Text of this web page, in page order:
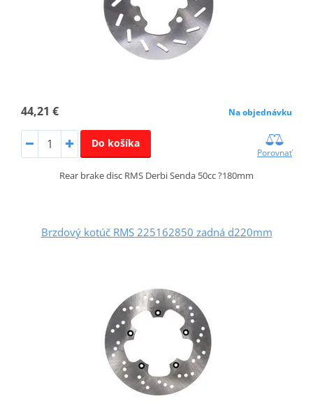
44,21 € Na objednávku
Do košíka
Porovnať
Rear brake disc RMS Derbi Senda 50cc ?180mm
Brzdový kotúč RMS 225162850 zadná d220mm